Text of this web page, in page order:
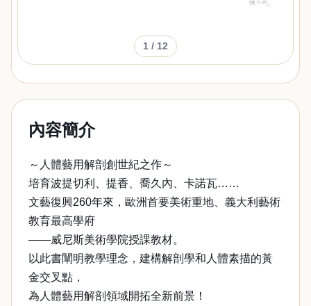
1 / 12
內容簡介
～人體藝用解剖創世紀之作～
培育波提切利、提香、喬久內、卡諾瓦……
文藝復興260年來，歐洲首要美術重地、義大利藝術
教育最高學府
——威尼斯美術學院授課教材。
以此書闡明教學理念，建構解剖學和人體素描的黃
金交叉點，
為人體藝用解剖領域開拓全新前景！